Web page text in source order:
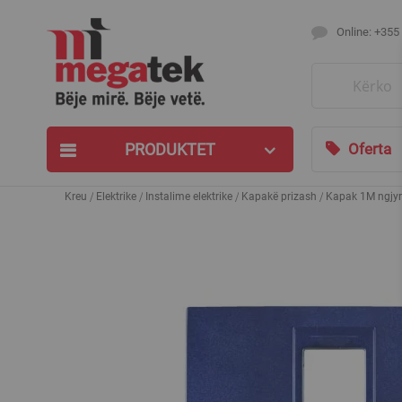
Online:
PRODUKTET Oferta
Kreu Elektrike Instalime elektrike Kapakë prizash Kapak 1M